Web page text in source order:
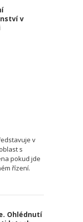
v
v
s
pokud jde
řízení.
Ohlédnutí